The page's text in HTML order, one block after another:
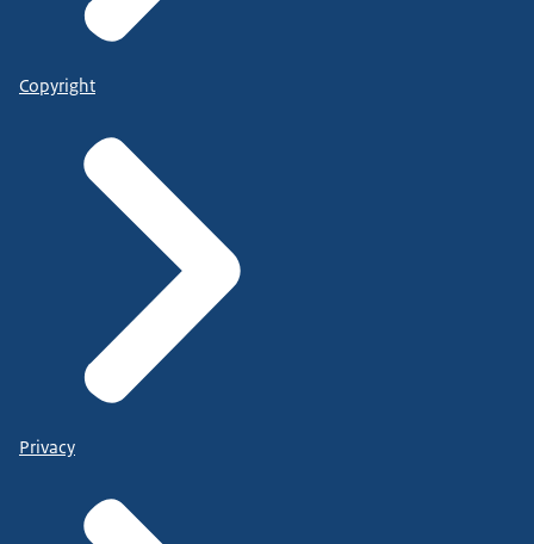
Copyright
Privacy